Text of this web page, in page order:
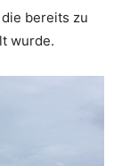
bereits zu
wurde.